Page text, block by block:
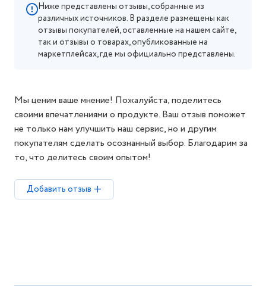
Ниже представлены отзывы, собранные из
различных источников. В разделе размещены как
отзывы покупателей, оставленные на нашем сайте,
так и отзывы о товарах, опубликованные на
маркетплейсах, где мы официально представлены.
Мы ценим ваше мнение! Пожалуйста, поделитесь
своими впечатлениями о продукте. Ваш отзыв поможет
не только нам улучшить наш сервис, но и другим
покупателям сделать осознанный выбор. Благодарим за
то, что делитесь своим опытом!
Добавить отзыв